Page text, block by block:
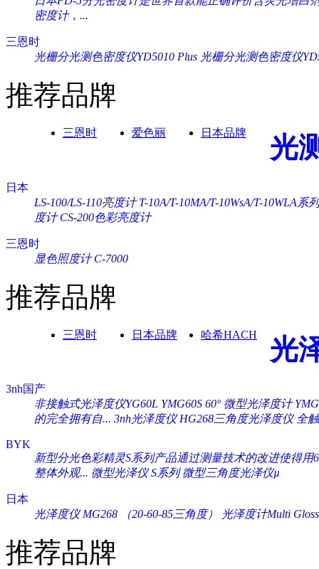
密度计，...
三恩时
光栅分光测色密度仪YD5010 Plus 光栅分光测色密度仪
推荐品牌
三恩时 爱色丽 日本品牌 光
日本
LS-100/LS-110亮度计 T-10A/T-10MA/T-10WsA/T-10WLA系
度计 CS-200色彩亮度计
三恩时
显色照度计 C-7000
推荐品牌
三恩时 日本品牌 哈希HACH 光
3nh国产
非接触式光泽度仪YG60L YMG60S 60° 微型光泽度计
的完全拥有自... 3nh光泽度仪 HG268三角度光泽度仪 全
BYK
新型分光色彩精灵S系列产品通过测量技术的改进使得用
整体外观... 微型光泽仪 S系列 微型三角度光泽仪µ
日本
光泽度仪 MG268 （20-60-85三角度）
光泽度计Multi
推荐品牌